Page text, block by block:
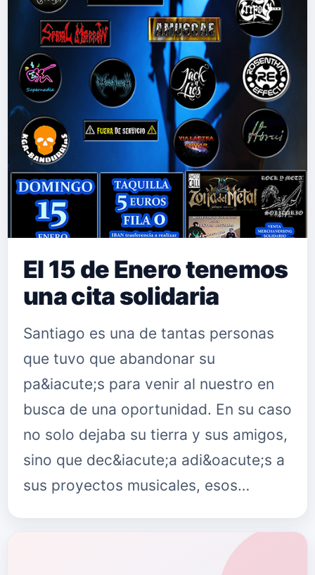
El 15 de Enero tenemos
una cita solidaria
Santiago es una de tantas personas
que tuvo que abandonar su
pa&iacute;s para venir al nuestro en
busca de una oportunidad. En su caso
no solo dejaba su tierra y sus amigos,
sino que dec&iacute;a adi&oacute;s a
sus proyectos musicales, esos…